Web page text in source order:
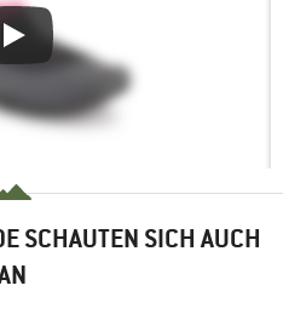
SCHAUTEN SICH AUCH